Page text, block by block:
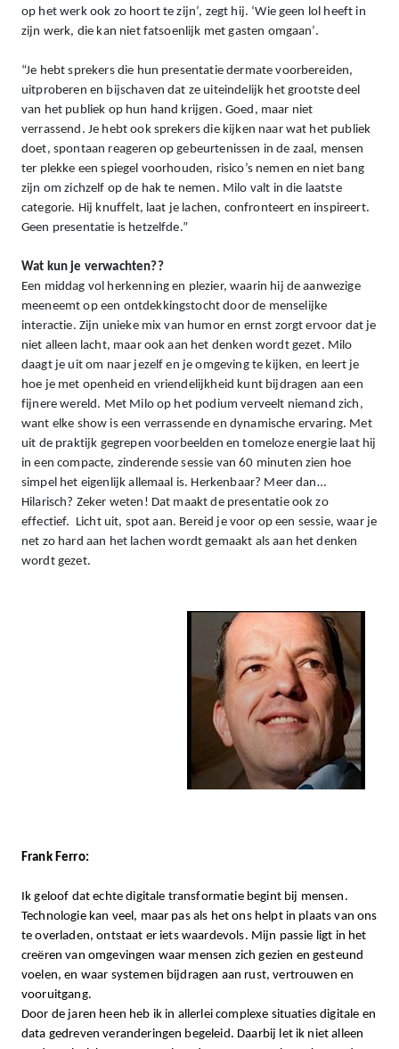
op het werk ook zo hoort te zijn’, zegt hij. ‘Wie geen lol heeft in
zijn werk, die kan niet fatsoenlijk met gasten omgaan’.
“Je hebt sprekers die hun presentatie dermate voorbereiden,
uitproberen en bijschaven dat ze uiteindelijk het grootste deel
van het publiek op hun hand krijgen. Goed, maar niet
verrassend. Je hebt ook sprekers die kijken naar wat het publiek
doet, spontaan reageren op gebeurtenissen in de zaal, mensen
ter plekke een spiegel voorhouden, risico’s nemen en niet bang
zijn om zichzelf op de hak te nemen. Milo valt in die laatste
categorie. Hij knuffelt, laat je lachen, confronteert en inspireert.
Geen presentatie is hetzelfde.”
Wat kun je verwachten??
Een middag vol herkenning en plezier, waarin hij de aanwezige
meeneemt op een ontdekkingstocht door de menselijke
interactie. Zijn unieke mix van humor en ernst zorgt ervoor dat je
niet alleen lacht, maar ook aan het denken wordt gezet. Milo
daagt je uit om naar jezelf en je omgeving te kijken, en leert je
hoe je met openheid en vriendelijkheid kunt bijdragen aan een
fijnere wereld. Met Milo op het podium verveelt niemand zich,
want elke show is een verrassende en dynamische ervaring. Met
uit de praktijk gegrepen voorbeelden en tomeloze energie laat hij
in een compacte, zinderende sessie van 60 minuten zien hoe
simpel het eigenlijk allemaal is. Herkenbaar? Meer dan…
Hilarisch? Zeker weten! Dat maakt de presentatie ook zo
effectief. Licht uit, spot aan. Bereid je voor op een sessie, waar je
net zo hard aan het lachen wordt gemaakt als aan het denken
wordt gezet.
Frank Ferro:
Ik geloof dat echte digitale transformatie begint bij mensen.
Technologie kan veel, maar pas als het ons helpt in plaats van ons
te overladen, ontstaat er iets waardevols. Mijn passie ligt in het
creëren van omgevingen waar mensen zich gezien en gesteund
voelen, en waar systemen bijdragen aan rust, vertrouwen en
vooruitgang.
Door de jaren heen heb ik in allerlei complexe situaties digitale en
data gedreven veranderingen begeleid. Daarbij let ik niet alleen